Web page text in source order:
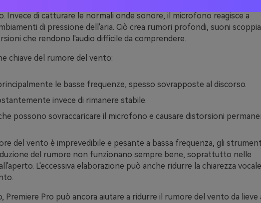
Invece di catturare le normali onde sonore, il microfono reagisce a
di pressione dell'aria. Ciò crea rumori profondi, suoni
che rendono l'audio difficile da comprendere.
chiave del rumore del vento:
le basse frequenze, spesso sovrapposte al discorso.
invece di rimanere stabile.
possono sovraccaricare il microfono e causare distorsioni
del vento è imprevedibile e pesante a bassa frequenza, gli
del rumore non funzionano sempre bene, soprattutto nelle
L'eccessiva elaborazione può anche ridurre la chiarezza vocale
Premiere Pro può ancora aiutare a ridurre il rumore del vento da lieve